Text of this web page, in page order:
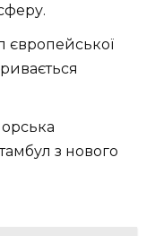
з нового